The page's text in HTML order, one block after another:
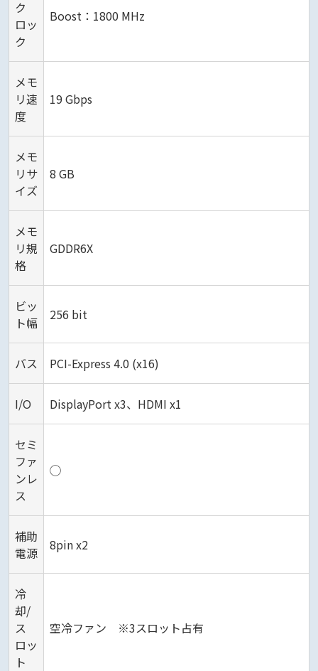
ク
ロッ
ク
Boost：1800 MHz
メモ
リ速
度
19 Gbps
メモ
リサ
イズ
8 GB
メモ
リ規
格
GDDR6X
ビッ
ト幅
256 bit
バス PCI-Express 4.0 (x16)
I/O DisplayPort x3、HDMI x1
セミ
ファ
ンレ
ス
◯
補助
電源
8pin x2
冷
却/
ス
ロッ
ト
空冷ファン ※3スロット占有